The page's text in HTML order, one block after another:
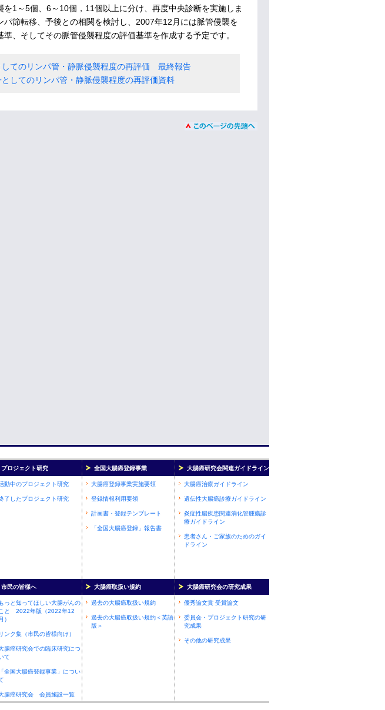
1～5個、6～10個，11個以上に分け、再度中央診断を実施しま
節転移、予後との相関を検討し、2007年12月には脈管侵襲を
、そしてその脈管侵襲程度の評価基準を作成する予定です。
てのリンパ管・静脈侵襲程度の再評価 最終報告
してのリンパ管・静脈侵襲程度の再評価資料
プロジェクト研究 全国大腸癌登録事業 大腸癌研究会関連ガイドライン
動中のプロジェクト研究
了したプロジェクト研究
大腸癌登録事業実施要領
登録情報利用要領
計画書・登録テンプレート
「全国大腸癌登録」報告書
大腸癌治療ガイドライン
遺伝性大腸癌診療ガイドライン
炎症性腸疾患関連消化管腫瘍診
療ガイドライン
患者さん・ご家族のためのガイ
ドライン
市民の皆様へ 大腸癌取扱い規約 大腸癌研究会の研究成果
もっと知ってほしい大腸がんの
こと 2022年版（2022年12
月）
リンク集（市民の皆様向け）
腸癌研究会での臨床研究につ
て
「全国大腸癌登録事業」につい
腸癌研究会 会員施設一覧
過去の大腸癌取扱い規約
過去の大腸癌取扱い規約＜英語
版＞
優秀論文賞 受賞論文
委員会・プロジェクト研究の研
究成果
その他の研究成果